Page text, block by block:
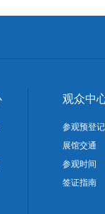
观众中
参观预登记
展馆交通
参观时间
签证指南